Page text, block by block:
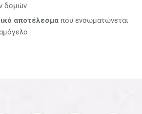
δομών
αποτέλεσμα που ενσωματώνεται